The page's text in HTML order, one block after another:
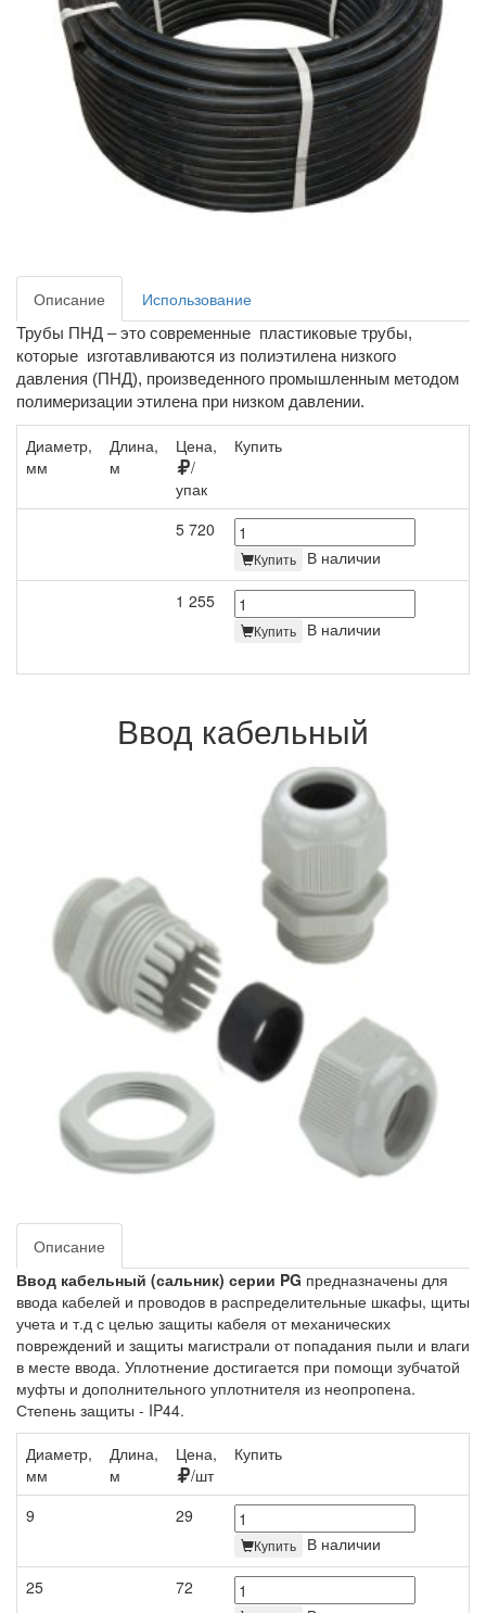
Описание Использование
Трубы ПНД – это современные пластиковые трубы,
которые изготавливаются из полиэтилена низкого
давления (ПНД), произведенного промышленным методом
полимеризации этилена при низком давлении.
Диаметр,
мм
Длина,
м
Цена,
/
упак
Купить
5 720
Купить
В наличии
1 255
Купить В наличии
Ввод кабельный
Описание
Ввод кабельный (сальник) серии PG предназначены для
ввода кабелей и проводов в распределительные шкафы, щиты
учета и т.д с целью защиты кабеля от механических
повреждений и защиты магистрали от попадания пыли и влаги
в месте ввода. Уплотнение достигается при помощи зубчатой
муфты и дополнительного уплотнителя из неопропена.
Степень защиты - IP44.
Диаметр,
мм
Длина,
м
Цена,
/шт
Купить
9 29
Купить
В наличии
25
72